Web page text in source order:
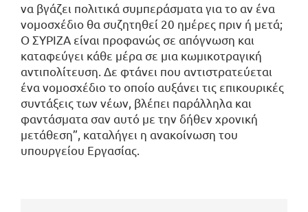
να βγάζει πολιτικά συμπεράσματα για το αν ένα
νομοσχέδιο θα συζητηθεί 20 ημέρες πριν ή μετά;
Ο ΣΥΡΙΖΑ είναι προφανώς σε απόγνωση και
καταφεύγει κάθε μέρα σε μια κωμικοτραγική
αντιπολίτευση. Δε φτάνει που αντιστρατεύεται
ένα νομοσχέδιο το οποίο αυξάνει τις επικουρικές
συντάξεις των νέων, βλέπει παράλληλα και
φαντάσματα σαν αυτό με την δήθεν χρονική
μετάθεση”, καταλήγει η ανακοίνωση του
υπουργείου Εργασίας.